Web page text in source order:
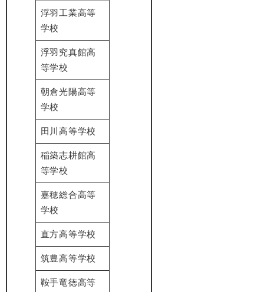
浮羽工業高等
学校
浮羽究真館高
等学校
朝倉光陽高等
学校
田川高等学校
稲築志耕館高
等学校
嘉穂総合高等
学校
直方高等学校
筑豊高等学校
鞍手竜徳高等